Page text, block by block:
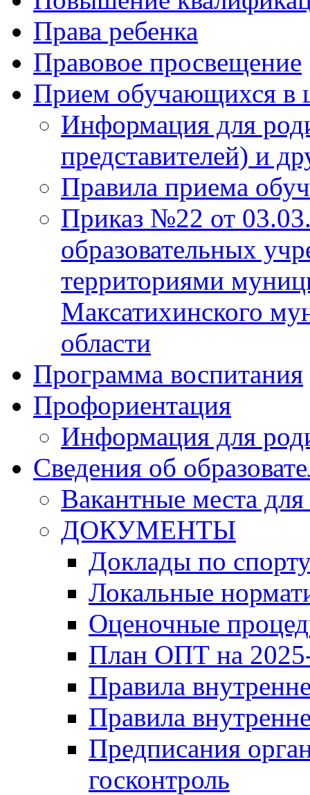
Права ребенка
Правовое просвещение
Прием обучающихся в
Информация для
представителей) и
Правила приема
Приказ №22 от
образовательных
территориями
Максатихинского
области
Программа воспитания
Профориентация
Информация для
Сведения об
Вакантные места
ДОКУМЕНТЫ
Доклады по
Локальные
Оценочные
План ОПТ на
Правила
Правила
Предписания
госконтроль